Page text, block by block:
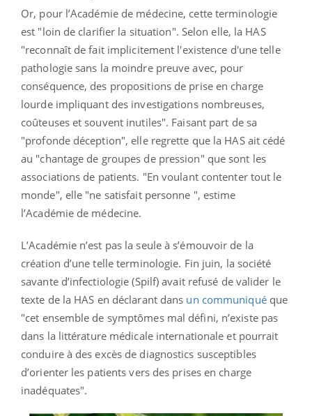
Or, pour l’Académie de médecine, cette terminologie
est "loin de clarifier la situation". Selon elle, la HAS
"reconnaît de fait implicitement l'existence d'une telle
pathologie sans la moindre preuve avec, pour
conséquence, des propositions de prise en charge
lourde impliquant des investigations nombreuses,
coûteuses et souvent inutiles". Faisant part de sa
"profonde déception", elle regrette que la HAS ait cédé
au "chantage de groupes de pression" que sont les
associations de patients. "En voulant contenter tout le
monde", elle "ne satisfait personne ", estime
l’Académie de médecine.
L’Académie n’est pas la seule à s’émouvoir de la
création d’une telle terminologie. Fin juin, la société
savante d’infectiologie (Spilf) avait refusé de valider le
texte de la HAS en déclarant dans un communiquéque
"cet ensemble de symptômes mal défini, n’existe pas
dans la littérature médicale internationale et pourrait
conduire à des excès de diagnostics susceptibles
d’orienter les patients vers des prises en charge
inadéquates".